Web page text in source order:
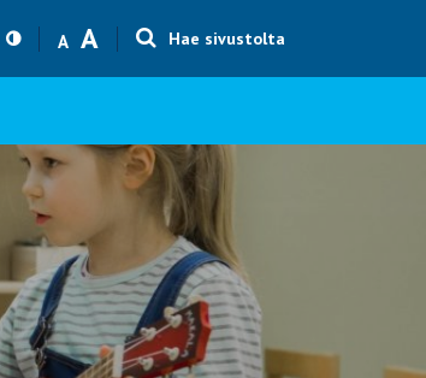
A
Text size smaller
AText size bigger
Hae sivustolta